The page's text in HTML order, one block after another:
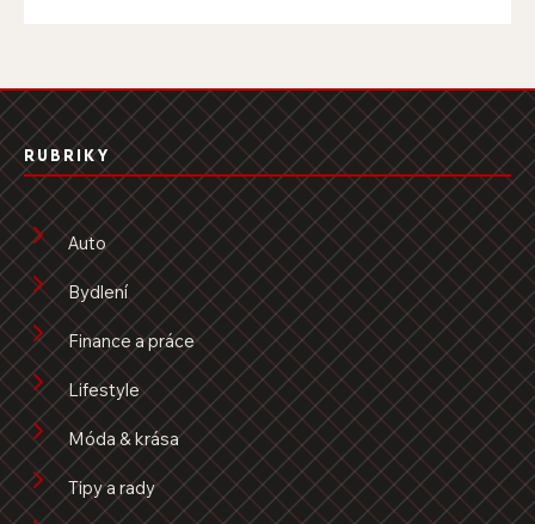
RUBRIKY
Auto
Bydlení
Finance a práce
Lifestyle
Móda & krása
Tipy a rady